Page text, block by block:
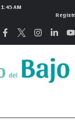
AM